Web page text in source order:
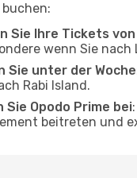
buchen:
Sie Ihre Tickets
wenn Sie
Sie unter der Woche
Rabi Island.
Sie Opodo Prime bei
beitreten und